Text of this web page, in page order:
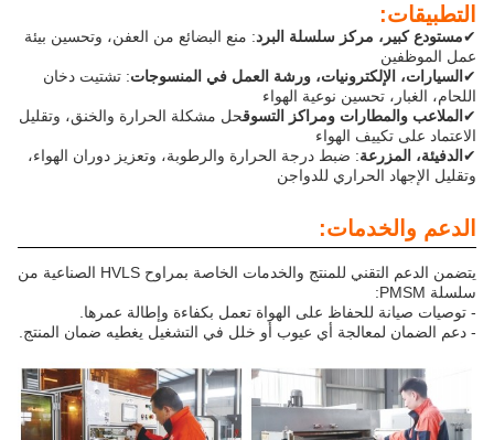
التطبيقات:
مستودع كبير، مركز سلسلة البرد: منع البضائع من العفن، وتحسين بيئة
عمل الموظفين
السيارات، الإلكترونيات، ورشة العمل في المنسوجات: تشتيت دخان
اللحام، الغبار، تحسين نوعية الهواء
الملاعب والمطارات ومراكز التسوقحل مشكلة الحرارة والخنق، وتقليل
الاعتماد على تكييف الهواء
الدفيئة، المزرعة: ضبط درجة الحرارة والرطوبة، وتعزيز دوران الهواء،
وتقليل الإجهاد الحراري للدواجن
الدعم والخدمات:
يتضمن الدعم التقني للمنتج والخدمات الخاصة بمراوح HVLS الصناعية من
سلسلة PMSM:
- توصيات صيانة للحفاظ على الهواة تعمل بكفاءة وإطالة عمرها.
- دعم الضمان لمعالجة أي عيوب أو خلل في التشغيل يغطيه ضمان المنتج.